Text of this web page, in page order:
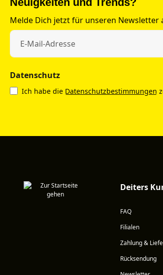
Melde Dich jetzt für unseren Newsletter
Datenschutz
Ich habe die Datenschutzbestimmungen
Deiters
FAQ
Filialen
Zahlung &
Rücksendung